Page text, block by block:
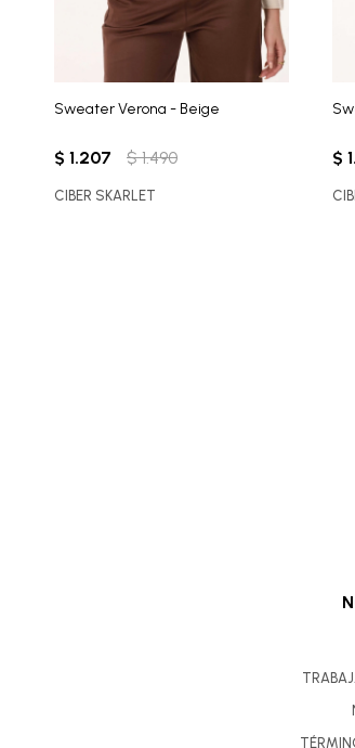
Sweater Verona - Beige
$ 1.207 $ 1.490
CIBER SKARLET
$